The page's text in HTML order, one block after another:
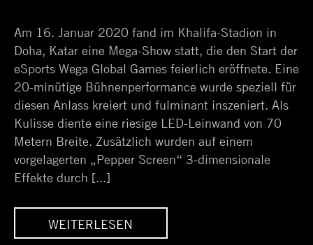
2020
Am 16. Januar 2020 fand im Khalifa-Stadion in
Doha, Katar eine Mega-Show statt, die den Start der
eSports Wega Global Games feierlich eröffnete. Eine
20-minütige Bühnenperformance wurde speziell für
diesen Anlass kreiert und fulminant inszeniert. Als
Kulisse diente eine riesige LED-Leinwand von 70
Metern Breite. Zusätzlich wurden auf einem
vorgelagerten „Pepper Screen“ 3-dimensionale
Effekte durch [...]
WEITERLESEN